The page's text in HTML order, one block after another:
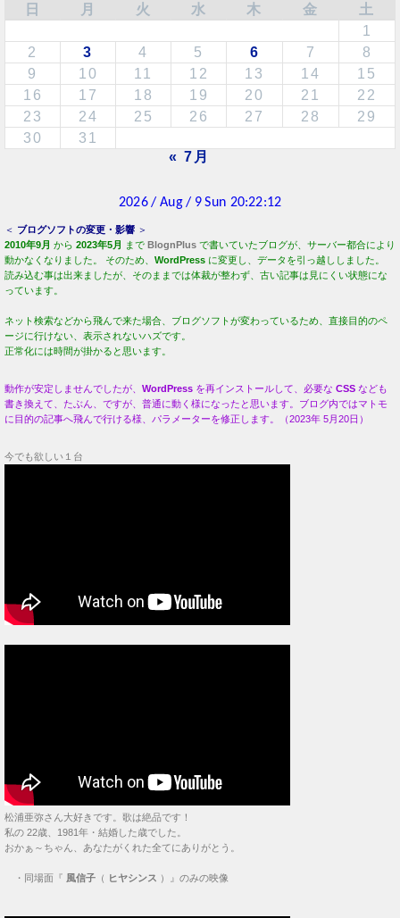
日
月 火 水 木 金
土
1
2
3 4 5 6 7
8
9
10 11 12 13 14
15
16
17 18 19 20 21
22
23
24 25 26 27 28
29
30
31
« 7月
＜ ブログソフトの変更・影響 ＞
2010年9月 から 2023年5月 まで BlognPlus で書いていたブログが、サーバー都合により
動かなくなりました。 そのため、 WordPress に変更し、データを引っ越ししました。
読み込む事は出来ましたが、そのままでは体裁が整わず、古い記事は見にくい状態にな
っています。
ネット検索などから飛んで来た場合、ブログソフトが変わっているため、直接目的のペ
ージに行けない、表示されないハズです。
正常化には時間が掛かると思います。
動作が安定しませんでしたが、 WordPress を再インストールして、必要な CSS なども
書き換えて、たぶん、ですが、普通に動く様になったと思います。ブログ内ではマトモ
に目的の記事へ飛んで行ける様、パラメーターを修正します。（2023年 5月20日）
今でも欲しい１台
松浦亜弥さん大好きです。歌は絶品です！
私の 22歳、1981年・結婚した歳でした。
おかぁ～ちゃん、あなたがくれた全てにありがとう。
・ 同場面『 風信子 （ ヒヤシンス ）』のみの映像